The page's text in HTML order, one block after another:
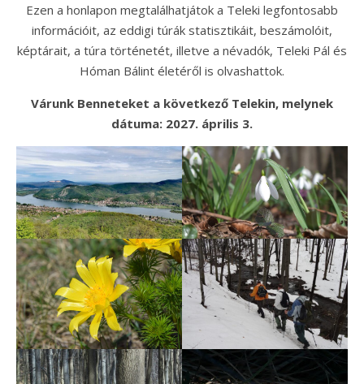
Ezen a honlapon megtalálhatjátok a Teleki legfontosabb
információit, az eddigi túrák statisztikáit, beszámolóit,
képtárait, a túra történetét, illetve a névadók, Teleki Pál és
Hóman Bálint életéről is olvashattok.
Várunk Benneteket a következő Telekin, melynek
dátuma: 2027. április 3.